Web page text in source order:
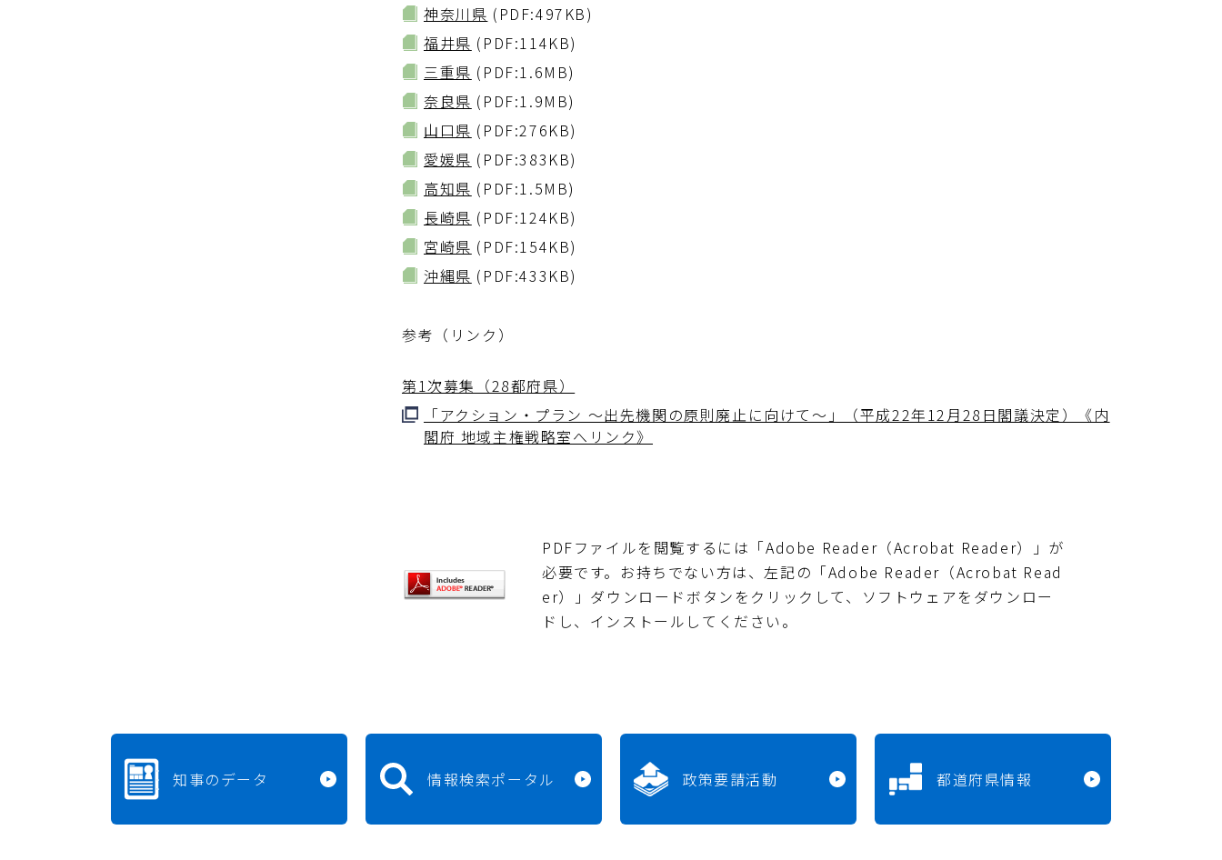
神奈川県 (PDF:497KB)
福井県 (PDF:114KB)
三重県 (PDF:1.6MB)
奈良県 (PDF:1.9MB)
山口県 (PDF:276KB)
愛媛県 (PDF:383KB)
高知県 (PDF:1.5MB)
長崎県 (PDF:124KB)
宮崎県 (PDF:154KB)
沖縄県 (PDF:433KB)
参考（リンク）
第1次募集（28都府県）
「アクション・プラン ～出先機関の原則廃止に向けて～」（平成22年12月28日閣議決定）《内
閣府 地域主権戦略室へリンク》
PDFファイルを閲覧するには「Adobe Reader（Acrobat Reader）」が
必要です。お持ちでない方は、左記の「Adobe Reader（Acrobat Read
er）」ダウンロードボタンをクリックして、ソフトウェアをダウンロー
ドし、インストールしてください。
知事のデータ 情報検索ポータル 政策要請活動 都道府県情報